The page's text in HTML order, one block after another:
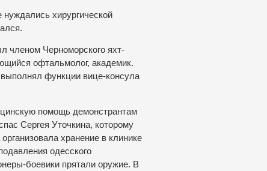
хирургической
членом Черноморского яхт-
офтальмолог, академик.
функции вице-консула
помощь демонстрантам
Сергея Уточкина, которому
хранение в клинике
одесского
боевики прятали оружие. В